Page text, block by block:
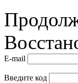
E-mail
Введите код